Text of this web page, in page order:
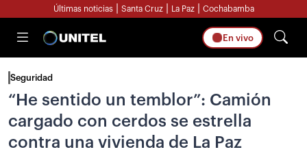
Últimas noticias Santa Cruz La Paz Cochabamba
En vivo
Seguridad
“He sentido un temblor”: Camión
cargado con cerdos se estrella
contra una vivienda de La Paz